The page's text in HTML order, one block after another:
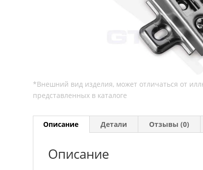
Описание Детали Отзывы (0)
Описание